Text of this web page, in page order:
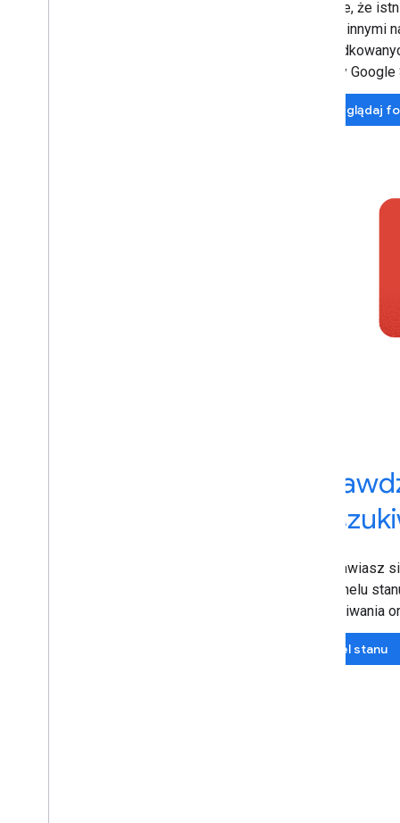
Możliwe, że
między innymi
pomocy
Przeglądaj
Zastanawiasz
Użyj panelu
wyszukiwania
Panel stanu